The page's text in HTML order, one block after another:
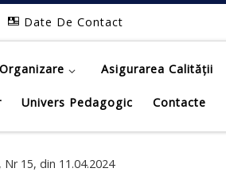
Date De Contact
Organizare Asigurarea Calității
Univers Pedagogic Contacte
15, din 11.04.2024